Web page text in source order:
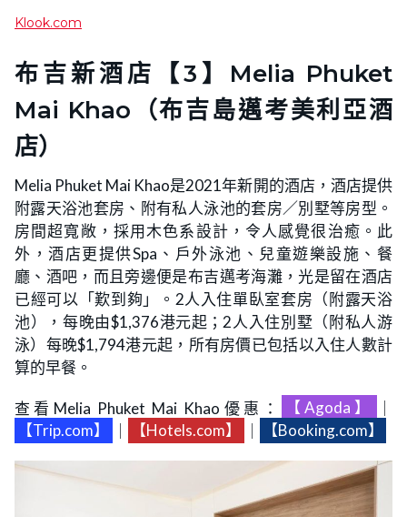
Klook.com
布吉新酒店【3】Melia Phuket
Mai Khao（布吉島邁考美利亞酒
店）
Melia Phuket Mai Khao是2021年新開的酒店，酒店提供
附露天浴池套房、附有私人泳池的套房／別墅等房型。
房間超寬敞，採用木色系設計，令人感覺很治癒。此
外，酒店更提供Spa、戶外泳池、兒童遊樂設施、餐
廳、酒吧，而且旁邊便是布吉邁考海灘，光是留在酒店
已經可以「歎到夠」。2人入住單臥室套房（附露天浴
池），每晚由$1,376港元起；2人入住別墅（附私人游
泳）每晚$1,794港元起，所有房價已包括以入住人數計
算的早餐。
查看Melia Phuket Mai Khao優惠： 【Agoda】
【Trip.com】
【Hotels.com】 【Booking.com】